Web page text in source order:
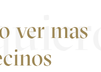
ver mas